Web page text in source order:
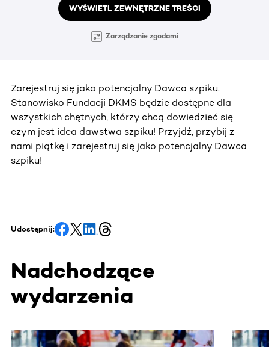
WYŚWIETL ZEWNĘTRZNE TREŚCI
Zarządzanie zgodami
Zarejestruj się jako potencjalny Dawca szpiku.
Stanowisko Fundacji DKMS będzie dostępne dla
wszystkich chętnych, którzy chcą dowiedzieć się
czym jest idea dawstwa szpiku! Przyjdź, przybij z
nami piątkę i zarejestruj się jako potencjalny Dawca
szpiku!
Udostępnij:
Nadchodzące
wydarzenia
Ta sekcja zawiera treści przewijane w poziomie. Użyj